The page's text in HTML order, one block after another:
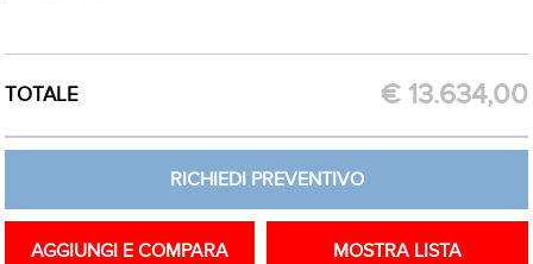
RICHIEDI PREVENTIVO
TOTALE € 13.634,00
RICHIEDI PREVENTIVO
AGGIUNGI E COMPARA MOSTRA LISTA